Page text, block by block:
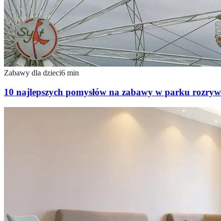
Zabawy dla dzieci6 min
10 najlepszych pomysłów na zabawy w parku